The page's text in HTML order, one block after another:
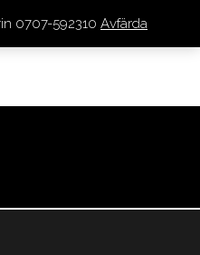
0707-592310 Avfärda